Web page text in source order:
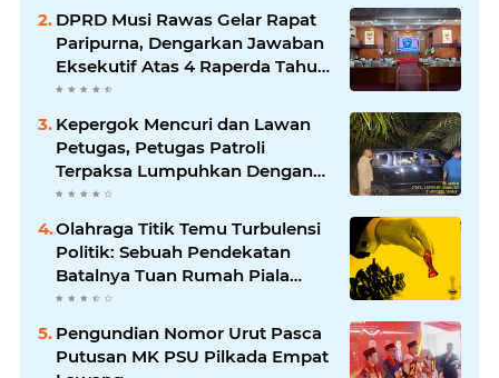
DPRD Musi Rawas Gelar Rapat
Paripurna, Dengarkan Jawaban
Eksekutif Atas 4 Raperda Tahun
2026
Kepergok Mencuri dan Lawan
Petugas, Petugas Patroli
Terpaksa Lumpuhkan Dengan
Peluru Karet
Olahraga Titik Temu Turbulensi
Politik: Sebuah Pendekatan
Batalnya Tuan Rumah Piala
Dunia U-20
Pengundian Nomor Urut Pasca
Putusan MK PSU Pilkada Empat